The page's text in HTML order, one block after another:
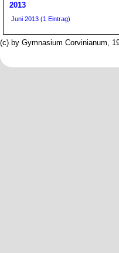
2013
Juni 2013 (1 Eintrag)
(c) by Gymnasium Corvinianum,